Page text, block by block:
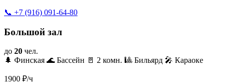
📞 +7 (916) 091-64-80
Большой зал
до 20 чел.
🌲 Финская 🌊 Бассейн 🚪 2 комн. 🎱 Бильярд 🎤 Караоке
1900 ₽/ч